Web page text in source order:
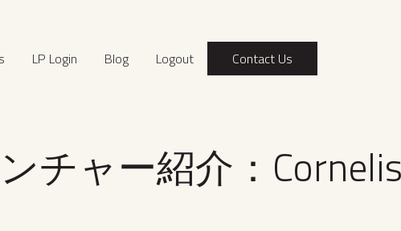
LP Login Blog Logout Contact Us
チャー紹介：